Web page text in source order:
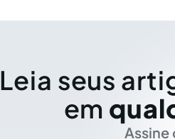
Leia seus
em
Assine